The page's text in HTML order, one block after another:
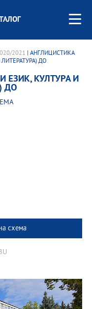
2021 | АНГЛИЦИСТИКА
ДО
ЕЗИК, КУЛТУРА И
ДО
схема